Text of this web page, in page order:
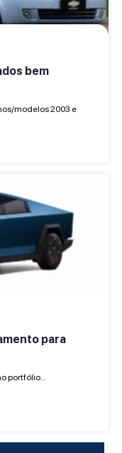
bem
modelos 2003 e
para
portfólio…